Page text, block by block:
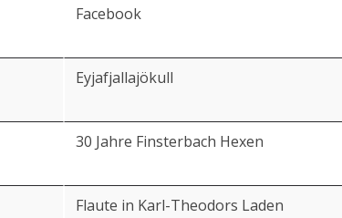
Facebook
Eyjafjallajökull
30 Jahre Finsterbach Hexen
Flaute in Karl-Theodors Laden